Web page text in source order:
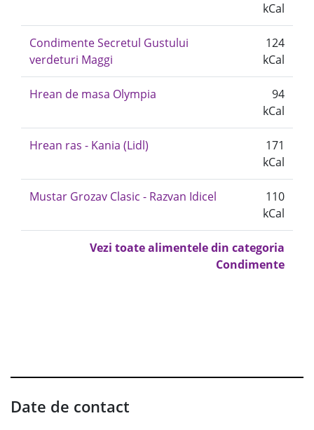
kCal
Condimente Secretul Gustului
verdeturi Maggi
124
kCal
Hrean de masa Olympia
94
kCal
Hrean ras - Kania (Lidl)
171
kCal
Mustar Grozav Clasic - Razvan Idicel
110
kCal
Vezi toate alimentele din categoria
Condimente
Date de contact